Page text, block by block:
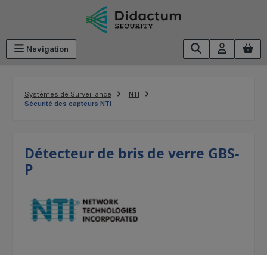
Passer au contenu principal
Navigation
Systèmes de Surveillance
NTI
Sécurité des capteurs NTI
Détecteur de bris de verre GBS-
P